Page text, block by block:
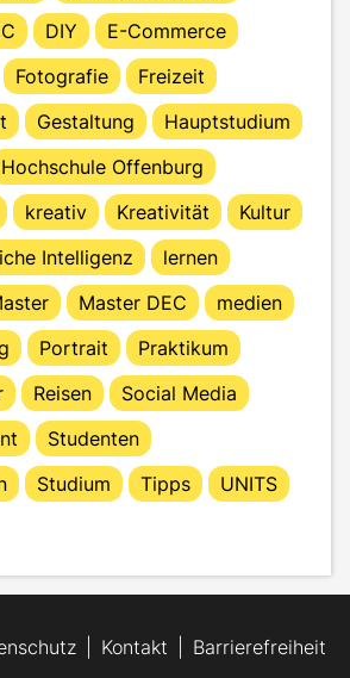
DIY
E-Commerce
Fotografie
Freizeit
Gestaltung
Hauptstudium
Hochschule Offenburg
kreativ Kreativität
Kultur
Intelligenz
lernen
Master DEC
medien
Portrait
Praktikum
Reisen
Social Media
Studenten
Studium Tipps
UNITS
Kontakt Barrierefreiheit